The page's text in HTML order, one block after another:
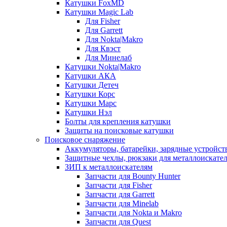
Катушки FoxMD
Катушки Magic Lab
Для Fisher
Для Garrett
Для Nokta|Makro
Для Квэст
Для Минелаб
Катушки Nokta|Makro
Катушки АКА
Катушки Детеч
Катушки Корс
Катушки Марс
Катушки Нэл
Болты для крепления катушки
Защиты на поисковые катушки
Поисковое снаряжение
Аккумуляторы, батарейки, зарядные
Защитные чехлы, рюкзаки для
ЗИП к металлоискателям
Запчасти для Bounty Hunter
Запчасти для Fisher
Запчасти для Garrett
Запчасти для Minelab
Запчасти для Nokta и Makro
Запчасти для Quest